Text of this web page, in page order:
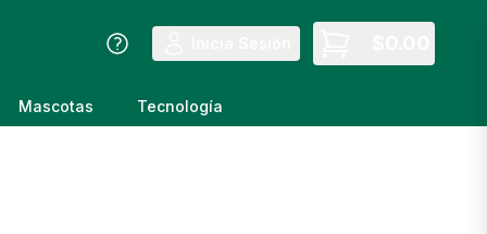
Mascotas Tecnología